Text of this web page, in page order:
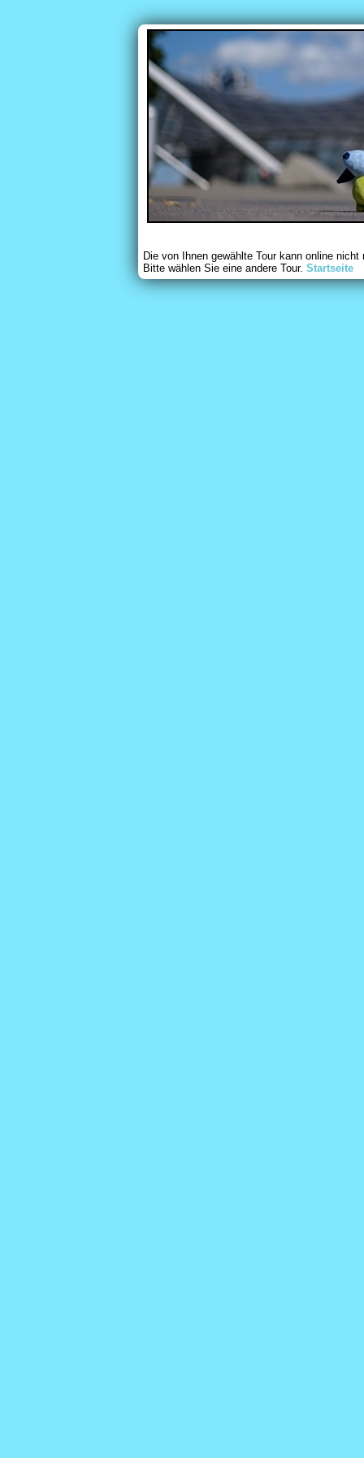
Die von Ihnen gewählte Tour kann online nicht
Bitte wählen Sie eine andere Tour. Startseite